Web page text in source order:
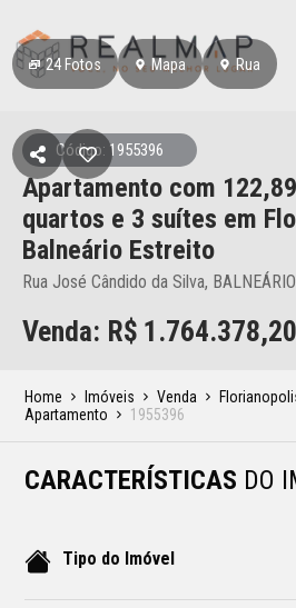
24Fotos Mapa Rua
Código: 1955396
Apartamento com
quartos e 3 suítes em
Balneário Estreito
Rua José Cândido da Silva,
Venda: R$ 1.764.378,20
Home Imóveis Venda
Apartamento
1955396
CARACTERÍSTICAS DO
Tipo do Imóvel